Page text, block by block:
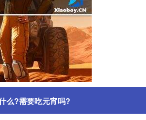
么?需要吃元宵吗?